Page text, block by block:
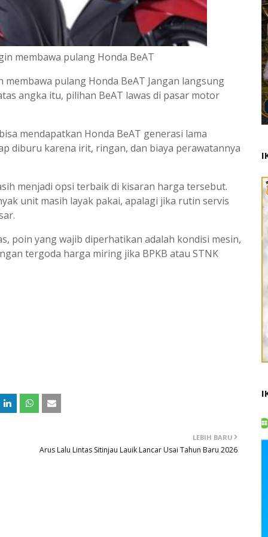
membawa pulang Honda BeAT
pulang Honda BeAT Jangan langsung
angka itu, pilihan BeAT lawas di pasar motor
mendapatkan Honda BeAT generasi lama
diburu karena irit, ringan, dan biaya perawatannya
menjadi opsi terbaik di kisaran harga tersebut.
unit masih layak pakai, apalagi jika rutin servis
poin yang wajib diperhatikan adalah kondisi mesin,
tergoda harga miring jika BPKB atau STNK
LEBIH BARU
Arus Lalu Lintas Sitinjau Lauik Lancar Usai Tahun Baru 2026